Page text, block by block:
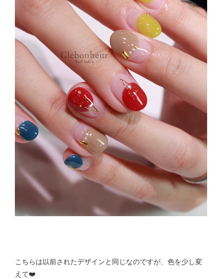
こちらは以前されたデザインと同じなのですが、色を少し変
えて❤️